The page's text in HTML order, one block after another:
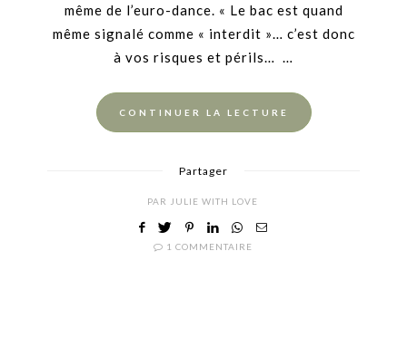
même de l’euro-dance. « Le bac est quand
même signalé comme « interdit »… c’est donc
à vos risques et périls… …
CONTINUER LA LECTURE
Partager
PAR JULIE WITH LOVE
1 COMMENTAIRE